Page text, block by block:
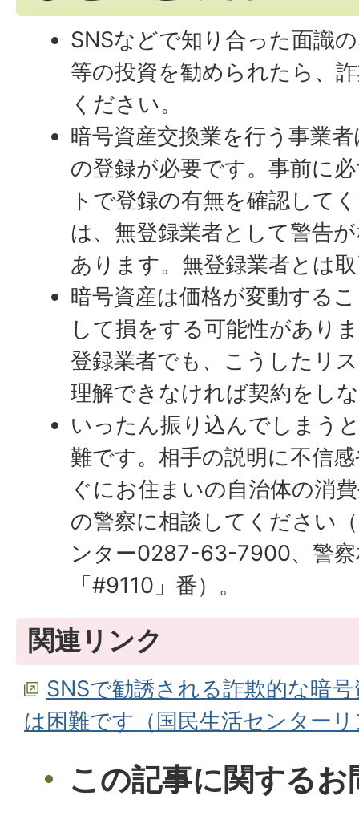
SNSなどで知り合った面識
等の投資を勧められたら、
ください。
暗号資産交換業を行う事業
の登録が必要です。事前に
トで登録の有無を確認して
は、無登録業者として警告
あります。無登録業者とは
暗号資産は価格が変動する
して損をする可能性があり
登録業者でも、こうしたリ
理解できなければ契約をし
いったん振り込んでしまう
難です。相手の説明に不信
ぐにお住まいの自治体の消
の警察に相談してください
ンター0287-63-7900、警察
「#9110」番）。
関連リンク
SNSで勧誘される詐欺的な暗
は困難です（国民生活センター
この記事に関する